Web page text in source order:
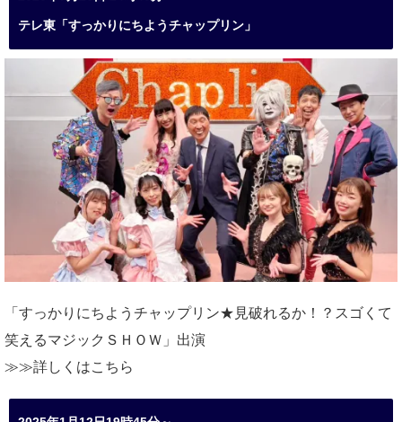
テレ東「すっかりにちようチャップリン」
「すっかりにちようチャップリン★見破れるか！？スゴくて
笑えるマジックＳＨＯＷ」出演
≫≫詳しくはこちら